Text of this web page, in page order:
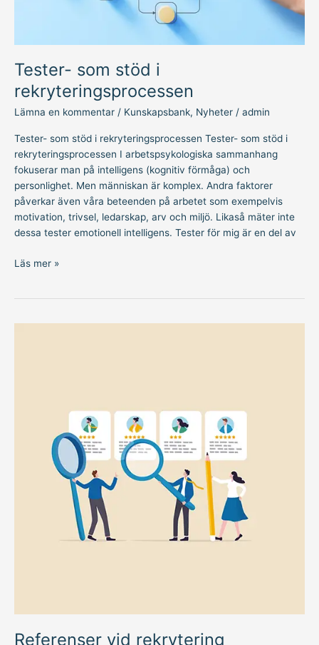
Tester- som stöd i
rekryteringsprocessen
Lämna en kommentar / Kunskapsbank, Nyheter / admin
Tester- som stöd i rekryteringsprocessen Tester- som stöd i
rekryteringsprocessen I arbetspsykologiska sammanhang
fokuserar man på intelligens (kognitiv förmåga) och
personlighet. Men människan är komplex. Andra faktorer
påverkar även våra beteenden på arbetet som exempelvis
motivation, trivsel, ledarskap, arv och miljö. Likaså mäter inte
dessa tester emotionell intelligens. Tester för mig är en del av
Läs mer »
Referenser vid rekrytering